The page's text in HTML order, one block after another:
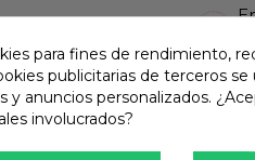
para fines de rendimiento,
publicitarias de terceros se
anuncios personalizados.
involucrados?